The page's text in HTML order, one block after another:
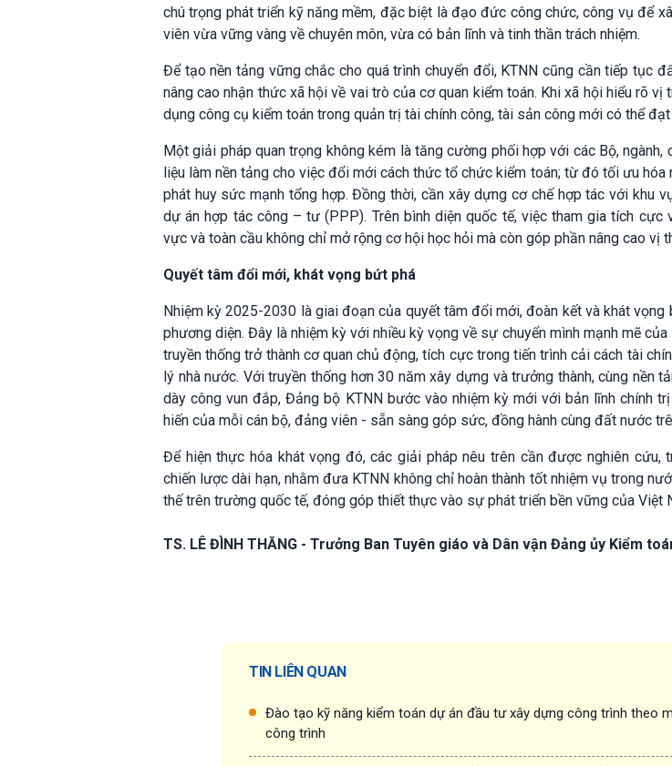
chú trọng phát triển kỹ năng mềm, đặc biệt là đạo đức công chức, công vụ để
viên vừa vững vàng về chuyên môn, vừa có bản lĩnh và tinh thần trách nhiệm.
Để tạo nền tảng vững chắc cho quá trình chuyển đổi, KTNN cũng cần tiếp tục
nâng cao nhận thức xã hội về vai trò của cơ quan kiểm toán. Khi xã hội hiểu rõ
dụng công cụ kiểm toán trong quản trị tài chính công, tài sản công mới có thể
Một giải pháp quan trọng không kém là tăng cường phối hợp với các Bộ, ngành,
liệu làm nền tảng cho việc đổi mới cách thức tổ chức kiểm toán; từ đó tối ưu hóa
phát huy sức mạnh tổng hợp. Đồng thời, cần xây dựng cơ chế hợp tác với khu
dự án hợp tác công – tư (PPP). Trên bình diện quốc tế, việc tham gia tích cực
vực và toàn cầu không chỉ mở rộng cơ hội học hỏi mà còn góp phần nâng cao vị
Quyết tâm đổi mới, khát vọng bứt phá
Nhiệm kỳ 2025-2030 là giai đoạn của quyết tâm đổi mới, đoàn kết và khát
phương diện. Đây là nhiệm kỳ với nhiều kỳ vọng về sự chuyển mình mạnh mẽ
truyền thống trở thành cơ quan chủ động, tích cực trong tiến trình cải cách tài
lý nhà nước. Với truyền thống hơn 30 năm xây dựng và trưởng thành, cùng nền
dày công vun đắp, Đảng bộ KTNN bước vào nhiệm kỳ mới với bản lĩnh chính
hiến của mỗi cán bộ, đảng viên - sẵn sàng góp sức, đồng hành cùng đất nước
Để hiện thực hóa khát vọng đó, các giải pháp nêu trên cần được nghiên cứu,
chiến lược dài hạn, nhằm đưa KTNN không chỉ hoàn thành tốt nhiệm vụ trong
thế trên trường quốc tế, đóng góp thiết thực vào sự phát triển bền vững của Việt
TS. LÊ ĐÌNH THĂNG - Trưởng Ban Tuyên giáo và Dân vận Đảng ủy Kiểm
TIN LIÊN QUAN
Đào tạo kỹ năng kiểm toán dự án đầu tư xây dựng công trình theo
công trình